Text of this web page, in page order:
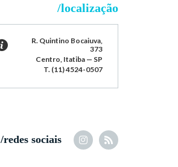
/localização
R. Quintino Bocaiuva,
373
Centro, Itatiba — SP
T. (11) 4524-0507
/redes sociais